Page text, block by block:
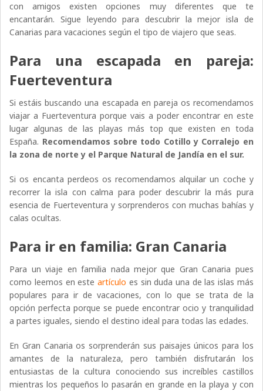
con amigos existen opciones muy diferentes que te
encantarán. Sigue leyendo para descubrir la mejor isla de
Canarias para vacaciones según el tipo de viajero que seas.
Para una escapada en pareja:
Fuerteventura
Si estáis buscando una escapada en pareja os recomendamos
viajar a Fuerteventura porque vais a poder encontrar en este
lugar algunas de las playas más top que existen en toda
España. Recomendamos sobre todo Cotillo y Corralejo en
la zona de norte y el Parque Natural de Jandía en el sur.
Si os encanta perdeos os recomendamos alquilar un coche y
recorrer la isla con calma para poder descubrir la más pura
esencia de Fuerteventura y sorprenderos con muchas bahías y
calas ocultas.
Para ir en familia: Gran Canaria
Para un viaje en familia nada mejor que Gran Canaria pues
como leemos en esteartículo es sin duda una de las islas más
populares para ir de vacaciones, con lo que se trata de la
opción perfecta porque se puede encontrar ocio y tranquilidad
a partes iguales, siendo el destino ideal para todas las edades.
En Gran Canaria os sorprenderán sus paisajes únicos para los
amantes de la naturaleza, pero también disfrutarán los
entusiastas de la cultura conociendo sus increíbles castillos
mientras los pequeños lo pasarán en grande en la playa y con